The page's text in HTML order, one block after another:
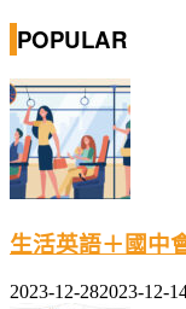
POPULAR
生活英語＋國中
2023-12-282023-12-